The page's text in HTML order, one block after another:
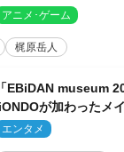
アニメ･ゲーム
梶原岳人
EBiDAN museum
が加わったメ
！ 開催記念グッズ
エンタメ